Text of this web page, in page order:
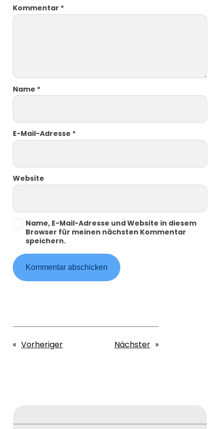
Kommentar *
Name *
E-Mail-Adresse *
Website
Name, E-Mail-Adresse und Website in diesem
Browser für meinen nächsten Kommentar
speichern.
« Vorheriger Nächster »